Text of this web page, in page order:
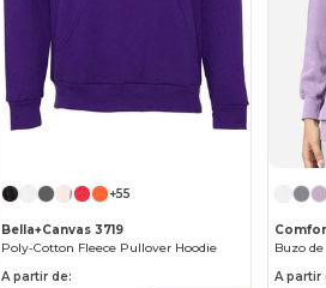
+55
Bella+Canvas 3719
Poly-Cotton Fleece Pullover Hoodie
A partir de:
A partir